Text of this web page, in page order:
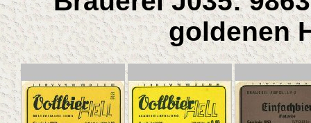
goldenen